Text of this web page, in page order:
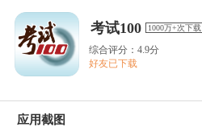
考试100 1000万+次下载
综合评分：4.9分
好友已下载
应用截图